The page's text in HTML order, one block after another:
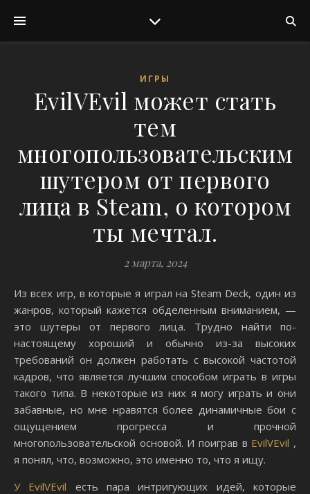
ИГРЫ
EvilVEvil может стать
тем
многопользовательским
шутером от первого
лица в Steam, о котором
ты мечтал.
2 марта, 2024
Из всех игр, в которые я играл на Steam Deck, один из
жанров, который кажется обделенным вниманием, —
это шутеры от первого лица. Трудно найти по-
настоящему хороший и обычно из-за высоких
требований он должен работать с высокой частотой
кадров, что является лучшим способом играть в игры
такого типа. В некоторые из них я могу играть и они
забавные, но мне нравятся более динамичные бои с
ощущением прогресса и прочной
многопользовательской основой. И поиграв в EvilVEvil ,
я понял, что, возможно, это именно то, что я ищу.
У EvilVEvil есть пара интригующих идей, которые